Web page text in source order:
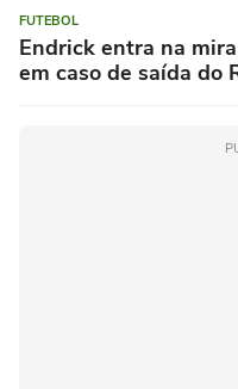
FUTEBOL
Endrick entra na
em caso de saída do